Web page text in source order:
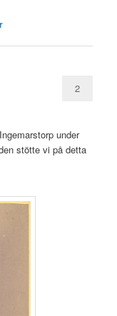
2
under
stötte vi på detta